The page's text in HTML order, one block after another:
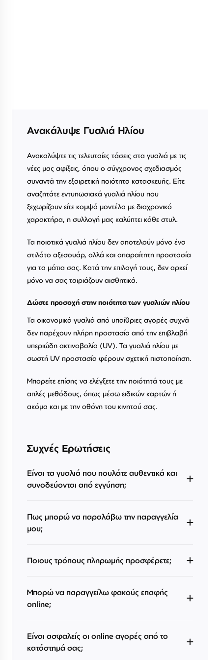
Ανακάλυψε Γυαλιά Ηλίου
Ανακαλύψτε τις τελευταίες τάσεις στα γυαλιά με τις
νέες μας αφίξεις, όπου ο σύγχρονος σχεδιασμός
συναντά την εξαιρετική ποιότητα κατασκευής. Είτε
αναζητάτε εντυπωσιακά γυαλιά ηλίου που
ξεχωρίζουν είτε κομψά μοντέλα με διαχρονικό
χαρακτήρα, η συλλογή μας καλύπτει κάθε στυλ.
Τα ποιοτικά γυαλιά ηλίου δεν αποτελούν μόνο ένα
στιλάτο αξεσουάρ, αλλά και απαραίτητη προστασία
για τα μάτια σας. Κατά την επιλογή τους, δεν αρκεί
μόνο να σας ταιριάζουν αισθητικά.
Δώστε προσοχή στην ποιότητα των γυαλιών ηλίου
Τα οικονομικά γυαλιά από υπαίθριες αγορές συχνά
δεν παρέχουν πλήρη προστασία από την επιβλαβή
υπεριώδη ακτινοβολία (UV). Τα γυαλιά ηλίου με
σωστή UV προστασία φέρουν σχετική πιστοποίηση.
Μπορείτε επίσης να ελέγξετε την ποιότητά τους με
απλές μεθόδους, όπως μέσω ειδικών καρτών ή
ακόμα και με την οθόνη του κινητού σας.
Συχνές Ερωτήσεις
Είναι τα γυαλιά που πουλάτε αυθεντικά και
συνοδεύονται από εγγύηση;
Πως μπορώ να παραλάβω την παραγγελία
μου;
Ποιους τρόπους πληρωμής προσφέρετε;
Μπορώ να παραγγείλω φακούς επαφής
online;
Είναι ασφαλείς οι online αγορές από το
κατάστημά σας;